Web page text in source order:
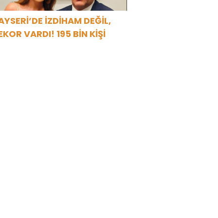
İZDİHAM DEĞİL,
VARDI! 195 BİN KİŞİ